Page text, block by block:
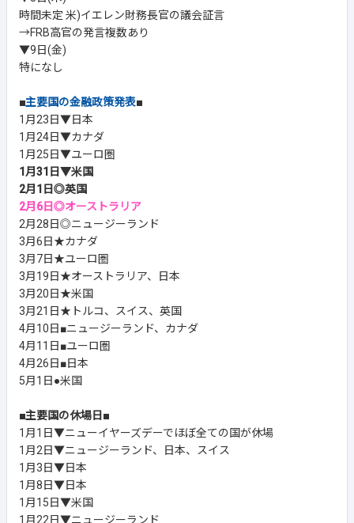
時間未定 米)イエレン財務長官の議会証言
→FRB高官の発言複数あり
▼9日(金)
特になし
■主要国の金融政策発表■
1月23日▼日本
1月24日▼カナダ
1月25日▼ユーロ圏
1月31日▼米国
2月1日◎英国
2月6日◎オーストラリア
2月28日◎ニュージーランド
3月6日★カナダ
3月7日★ユーロ圏
3月19日★オーストラリア、日本
3月20日★米国
3月21日★トルコ、スイス、英国
4月10日■ニュージーランド、カナダ
4月11日■ユーロ圏
4月26日■日本
5月1日●米国
■主要国の休場日■
1月1日▼ニューイヤーズデーでほぼ全ての国が休場
1月2日▼ニュージーランド、日本、スイス
1月3日▼日本
1月8日▼日本
1月15日▼米国
1月22日▼ニュージーランド